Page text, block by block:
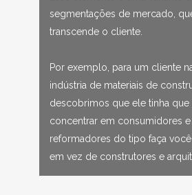
segmentações de mercado,
transcende o cliente.
Por exemplo, para um cliente
indústria de materiais de
descobrimos que ele tinha que
concentrar em consumidores e
reformadores do tipo faça você
em vez de construtores e